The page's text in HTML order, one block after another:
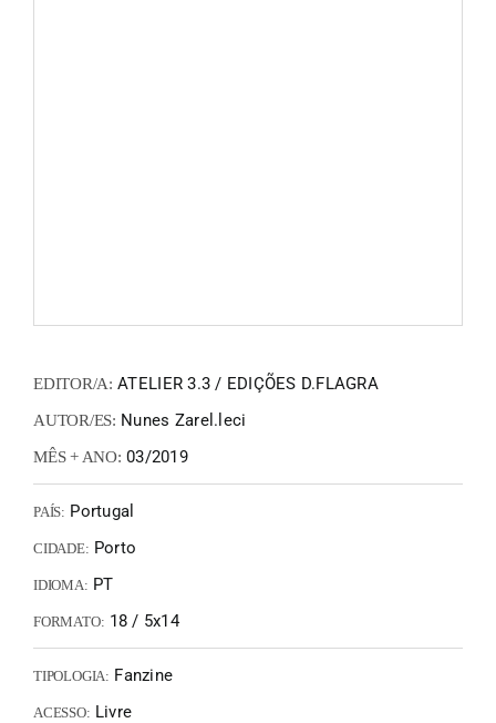
EDITOR/A: ATELIER 3.3 / EDIÇÕES D.FLAGRA
AUTOR/ES: Nunes Zarel.leci
MÊS + ANO: 03/2019
PAÍS: Portugal
CIDADE: Porto
IDIOMA: PT
FORMATO: 18 / 5x14
TIPOLOGIA: Fanzine
ACESSO: Livre